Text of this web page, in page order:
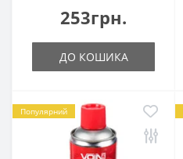
253грн.
ДО КОШИКА
Популярний